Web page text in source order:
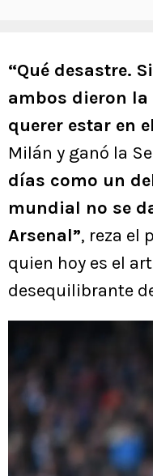
“Qué desastre.
ambos dieron
querer estar en
Milán y ganó la
días como un
mundial no se
Arsenal”, reza el
quien hoy es el
desequilibrante